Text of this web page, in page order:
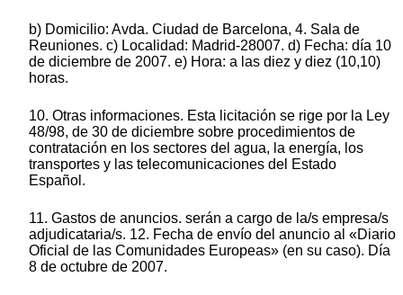
b) Domicilio: Avda. Ciudad de Barcelona, 4. Sala de
Reuniones. c) Localidad: Madrid-28007. d) Fecha: día 10
de diciembre de 2007. e) Hora: a las diez y diez (10,10)
horas.
10. Otras informaciones. Esta licitación se rige por la Ley
48/98, de 30 de diciembre sobre procedimientos de
contratación en los sectores del agua, la energía, los
transportes y las telecomunicaciones del Estado
Español.
11. Gastos de anuncios. serán a cargo de la/s empresa/s
adjudicataria/s. 12. Fecha de envío del anuncio al «Diario
Oficial de las Comunidades Europeas» (en su caso). Día
8 de octubre de 2007.